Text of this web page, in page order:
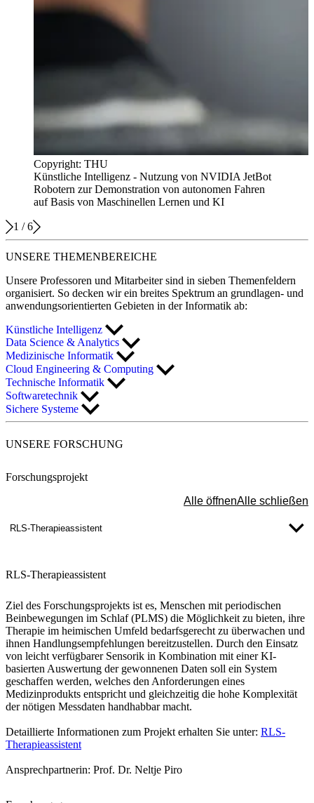
Copyright: THU
Künstliche Intelligenz - Nutzung von NVIDIA JetBot
Robotern zur Demonstration von autonomen Fahren
auf Basis von Maschinellen Lernen und KI
1 /6
UNSERE THEMENBEREICHE
Unsere Professoren und Mitarbeiter sind in sieben Themenfeldern
organisiert. So decken wir ein breites Spektrum an grundlagen- und
anwendungsorientierten Gebieten in der Informatik ab:
Künstliche Intelligenz
Data Science & Analytics
Medizinische Informatik
Cloud Engineering & Computing
Technische Informatik
Softwaretechnik
Sichere Systeme
UNSERE FORSCHUNG
Forschungsprojekt
Alle öffnenAlle schließen
RLS-Therapieassistent
RLS-Therapieassistent
Ziel des Forschungsprojekts ist es, Menschen mit periodischen
Beinbewegungen im Schlaf (PLMS) die Möglichkeit zu bieten, ihre
Therapie im heimischen Umfeld bedarfsgerecht zu überwachen und
ihnen Handlungsempfehlungen bereitzustellen. Durch den Einsatz
von leicht verfügbarer Sensorik in Kombination mit einer KI-
basierten Auswertung der gewonnenen Daten soll ein System
geschaffen werden, welches den Anforderungen eines
Medizinprodukts entspricht und gleichzeitig die hohe Komplexität
der nötigen Messdaten handhabbar macht.
Detaillierte Informationen zum Projekt erhalten Sie unter: RLS-
Therapieassistent
Ansprechpartnerin: Prof. Dr. Neltje Piro